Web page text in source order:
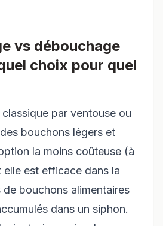
vs débouchage
choix pour quel
par ventouse ou
bouchons légers et
la moins coûteuse (à
est efficace dans la
bouchons alimentaires
dans un siphon.